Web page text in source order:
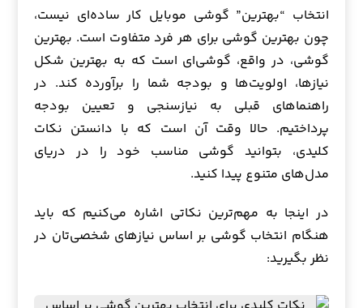
انتخاب “بهترین” گوشی موبایل کار ساده‌ای نیست،
چون بهترین گوشی برای هر فرد متفاوت است. بهترین
گوشی، در واقع، گوشی‌ای است که به بهترین شکل
نیازها، اولویت‌ها و بودجه شما را برآورده کند. در
راهنماهای قبلی به نیازسنجی و تعیین بودجه
پرداختیم. حالا وقت آن است که با دانستن نکات
کلیدی، بتوانید گوشی مناسب خود را در دریای
مدل‌های متنوع پیدا کنید.
در اینجا به مهم‌ترین نکاتی اشاره می‌کنیم که باید
هنگام انتخاب گوشی بر اساس نیازهای شخصی‌تان در
نظر بگیرید: